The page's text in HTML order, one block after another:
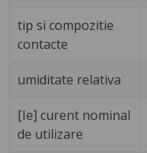
tip si compozitie
contacte
umiditate relativa
[Ie] curent nominal
de utilizare